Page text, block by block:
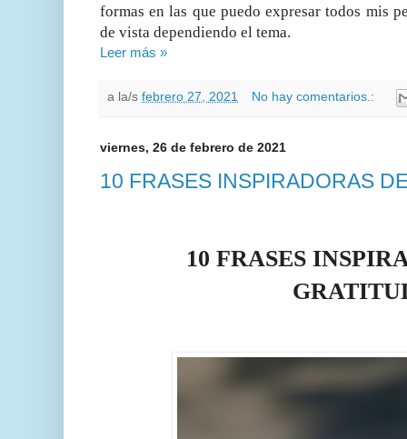
formas en las que puedo expresar todos mis
de vista dependiendo el tema.
Leer más »
a la/s febrero 27, 2021 No hay comentarios.:
viernes, 26 de febrero de 2021
10 FRASES INSPIRADORAS
10 FRASES